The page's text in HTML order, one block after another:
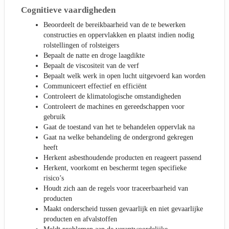
Cognitieve vaardigheden
Beoordeelt de bereikbaarheid van de te bewerken
constructies en oppervlakken en plaatst indien nodig
rolstellingen of rolsteigers
Bepaalt de natte en droge laagdikte
Bepaalt de viscositeit van de verf
Bepaalt welk werk in open lucht uitgevoerd kan worden
Communiceert effectief en efficiënt
Controleert de klimatologische omstandigheden
Controleert de machines en gereedschappen voor
gebruik
Gaat de toestand van het te behandelen oppervlak na
Gaat na welke behandeling de ondergrond gekregen
heeft
Herkent asbesthoudende producten en reageert passend
Herkent, voorkomt en beschermt tegen specifieke
risico’s
Houdt zich aan de regels voor traceerbaarheid van
producten
Maakt onderscheid tussen gevaarlijk en niet gevaarlijke
producten en afvalstoffen